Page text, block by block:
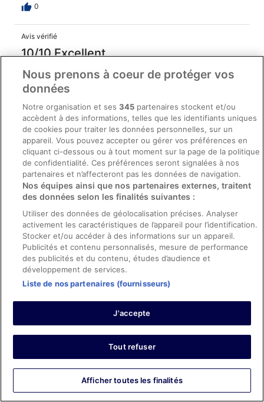
0
Avis vérifié
10/10 Excellent
Lori
31 juil. 2024
et conditions de l’hébergement
Traduire avec Google
The hotel was definitely an oasis! The staff were friendly
and the beach access was excellent. The spa was also
really nice.
Séjour de 2 nuits en juillet 2024
0
Avis vérifié
10/10 Excellent
Jonny
4 juil. 2025
Les points forts : Propreté, personnel et service, équipements
Traduire avec Google
Great place to have an scape from city caos.
Séjour de 1 nuit en juin 2025
10/10 Excellent
Nous prenons à coeur de protéger vos
données
Notre organisation et ses345 partenaires stockent et/ou
accèdent à des informations, telles que les identifiants uniques
de cookies pour traiter les données personnelles, sur un
appareil. Vous pouvez accepter ou gérer vos préférences en
cliquant ci-dessous ou à tout moment sur la page de la politique
de confidentialité. Ces préférences seront signalées à nos
partenaires et n’affecteront pas les données de navigation.
Nos équipes ainsi que nos partenaires externes, traitent
des données selon les finalités suivantes :
Utiliser des données de géolocalisation précises. Analyser
activement les caractéristiques de l’appareil pour l’identification.
Stocker et/ou accéder à des informations sur un appareil.
Publicités et contenu personnalisés, mesure de performance
des publicités et du contenu, études d’audience et
développement de services.
Liste de nos partenaires (fournisseurs)
J'accepte
Tout refuser
Afficher toutes les finalités